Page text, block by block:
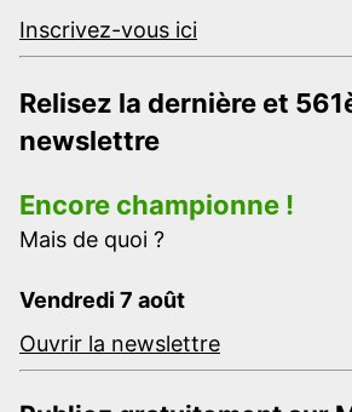
Inscrivez-vous ici
Relisez la dernière et
newslettre
Encore championne !
Mais de quoi ?
Vendredi 7 août
Ouvrir la newslettre